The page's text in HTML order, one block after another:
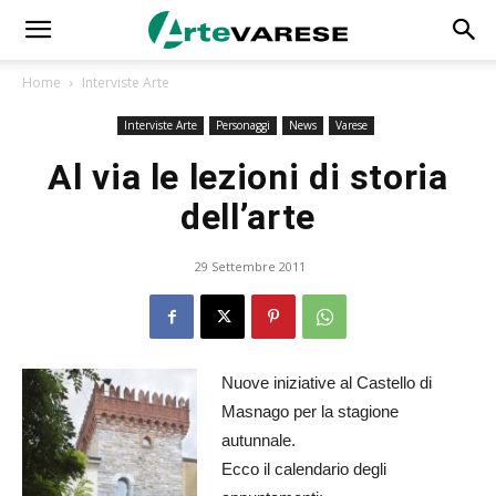
Home Interviste Arte
Interviste Arte Personaggi News Varese
Al via le lezioni di storia
dell’arte
29 Settembre 2011
Nuove iniziative al Castello di
Masnago per la stagione
autunnale.
Ecco il calendario degli